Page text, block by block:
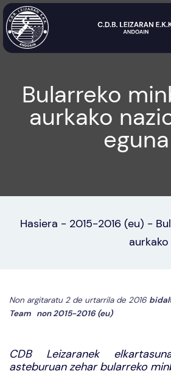
Bularreko
aurkako
eguna
Hasiera - 2015-2016 (eu) -
Non argitaratu 2 de urtarrila de 2016
Team non2015-2016 (eu)
CDB Leizaranek
asteburuan zehar bularreko